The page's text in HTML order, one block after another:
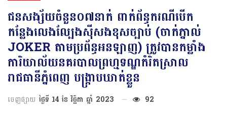
ជនសង្ស័យចំនួន០៧នាក់ ពាក់ព័ន្ធករណីបើក
កន្លែងលេងល្បែងស៊ីសងខុសច្បាប់ (ចាក់ភ្នាល់
JOKER តាមប្រព័ន្ធអនឡាញ) ត្រូវបានកម្លាំង
ការិយាល័យនគរបាលព្រហ្មទណ្ឌកំរិតស្រាល
រាជធានីភ្នំពេញ បង្ក្រាបឃាត់ខ្លួន
ចេញផ្សាយ ថ្ងៃទី 14 ខែ វិច្ឆិកា ឆ្នាំ 2023 92